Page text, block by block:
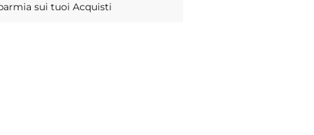
sui tuoi Acquisti